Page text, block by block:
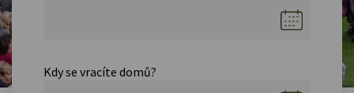
Kdy se vracíte domů?